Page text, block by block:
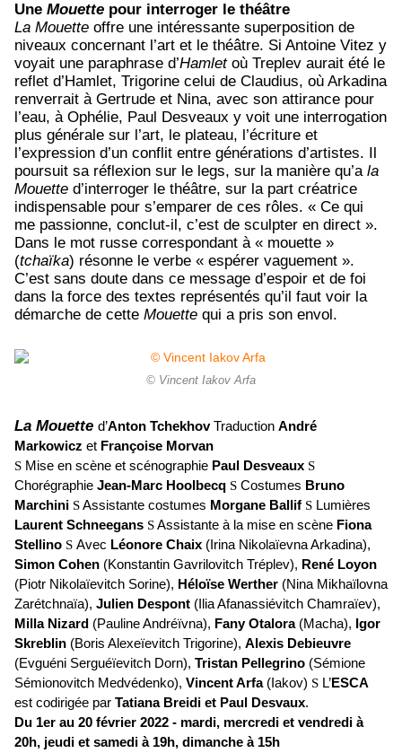
Une Mouette pour interroger le théâtre
La Mouette offre une intéressante superposition de
niveaux concernant l’art et le théâtre. Si Antoine Vitez y
voyait une paraphrase d’Hamletoù Treplev aurait été le
reflet d’Hamlet, Trigorine celui de Claudius, où Arkadina
renverrait à Gertrude et Nina, avec son attirance pour
l’eau, à Ophélie, Paul Desveaux y voit une interrogation
plus générale sur l’art, le plateau, l’écriture et
l’expression d’un conflit entre générations d’artistes. Il
poursuit sa réflexion sur le legs, sur la manière qu’a la
Mouette d’interroger le théâtre, sur la part créatrice
indispensable pour s’emparer de ces rôles. « Ce qui
me passionne, conclut-il, c’est de sculpter en direct ».
Dans le mot russe correspondant à « mouette »
(tchaïka) résonne le verbe « espérer vaguement ».
C’est sans doute dans ce message d’espoir et de foi
dans la force des textes représentés qu’il faut voir la
démarche de cette Mouette qui a pris son envol.
© Vincent Iakov Arfa
La Mouette d’Anton Tchekhov Traduction André
Markowicz et Françoise Morvan
S Mise en scène et scénographie Paul Desveaux S
Chorégraphie Jean-Marc Hoolbecq S Costumes Bruno
Marchini SAssistante costumes Morgane Ballif S Lumières
Laurent Schneegans SAssistante à la mise en scène Fiona
Stellino S Avec Léonore Chaix (Irina Nikolaïevna Arkadina),
Simon Cohen (Konstantin Gavrilovitch Tréplev), René Loyon
(Piotr Nikolaïevitch Sorine), Héloïse Werther (Nina Mikhaïlovna
Zarétchnaïa), Julien Despont (Ilia Afanassiévitch Chamraïev),
Milla Nizard (Pauline Andréïvna), Fany Otalora(Macha), Igor
Skreblin (Boris Alexeïevitch Trigorine), Alexis Debieuvre
(Evguéni Serguéïevitch Dorn), Tristan Pellegrino (Sémione
Sémionovitch Medvédenko), Vincent Arfa(Iakov) S L’ESCA
est codirigée par Tatiana Breidi et Paul Desvaux.
Du 1er au 20 février 2022 - mardi, mercredi et vendredi à
20h, jeudi et samedi à 19h, dimanche à 15h